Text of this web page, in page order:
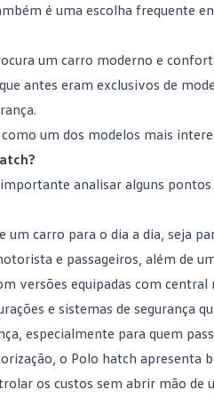
é uma escolha frequente
um carro moderno e
antes eram exclusivos de
um dos modelos mais
analisar alguns
um carro para o dia a dia, seja
e passageiros, além de
versões equipadas com
e sistemas de segurança
especialmente para quem
o Polo hatch
os custos sem abrir mão de